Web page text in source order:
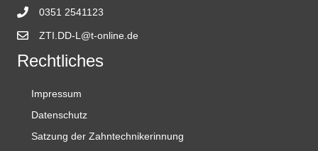
0351 2541123
ZTI.DD-L@t-online.de
Rechtliches
Impressum
Datenschutz
Satzung der Zahntechnikerinnung